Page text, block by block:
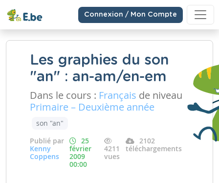
Connexion / Mon Compte
Les graphies du son
"an" : an-am/en-em
Dans le cours : Français de niveau
Primaire – Deuxième année
son "an"
Publié par
Kenny
Coppens
25
février
2009
00:00
4211
vues
2102
téléchargements